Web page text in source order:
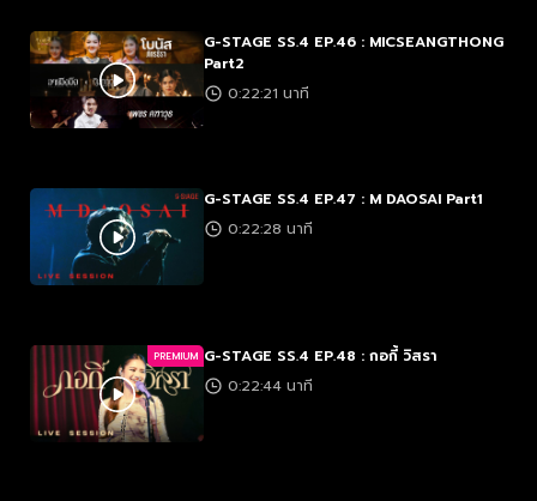
G-STAGE SS.4 EP.46 : MICSEANGTHONG
Part2
0:22:21 นาที
G-STAGE SS.4 EP.47 : M DAOSAI Part1
0:22:28 นาที
PREMIUM G-STAGE SS.4 EP.48 : กอกี้ วิสรา
0:22:44 นาที